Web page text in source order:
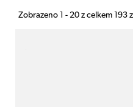
Zobrazeno 1 - 20 z celkem 193